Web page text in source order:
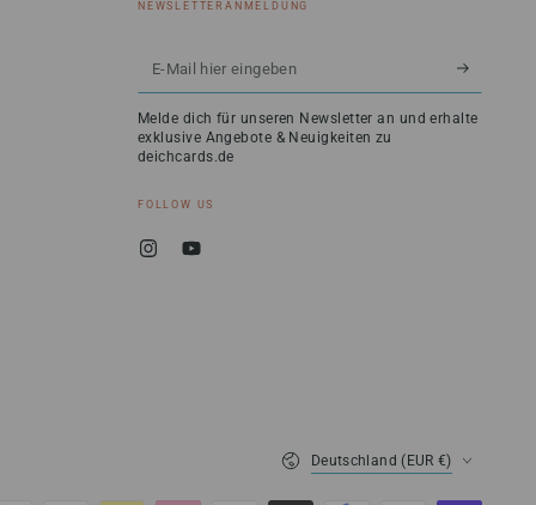
NEWSLETTERANMELDUNG
E-
Mail
hier
eingeben
Melde dich für unseren Newsletter an und erhalte
exklusive Angebote & Neuigkeiten zu
deichcards.de
FOLLOW US
InstagramYouTube
Deutschland (EUR €)